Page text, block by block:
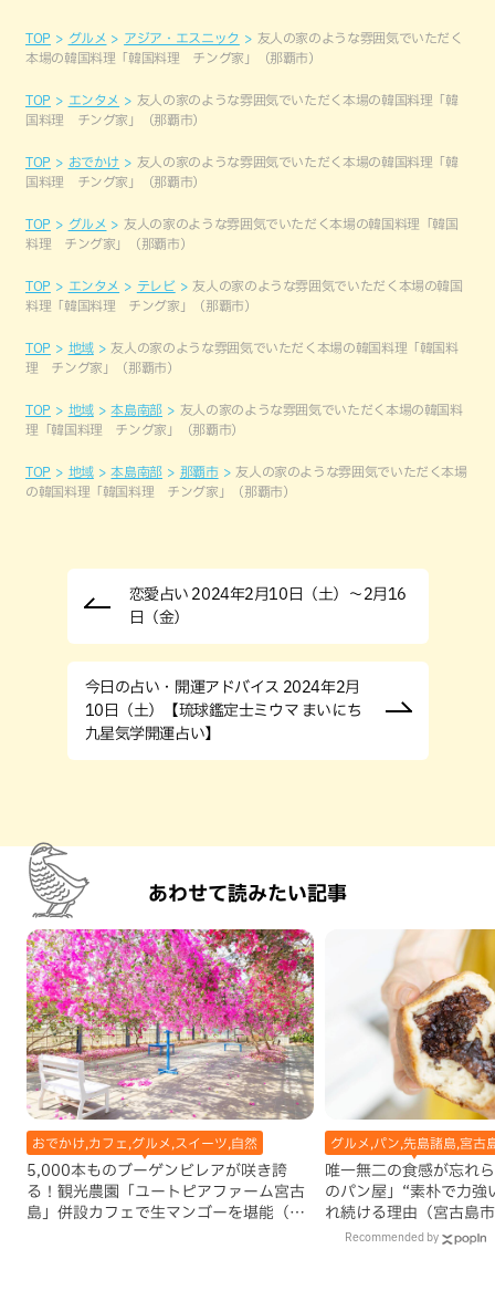
TOP グルメ アジア・エスニック
友人の家のような雰囲気でいただく
本場の韓国料理「韓国料理 チング家」（那覇市）
TOP エンタメ
友人の家のような雰囲気でいただく本場の韓国料理「韓
国料理 チング家」（那覇市）
TOP おでかけ
友人の家のような雰囲気でいただく本場の韓国料理「韓
国料理 チング家」（那覇市）
TOP グルメ
友人の家のような雰囲気でいただく本場の韓国料理「韓国
料理 チング家」（那覇市）
TOP エンタメ テレビ
友人の家のような雰囲気でいただく本場の韓国
料理「韓国料理 チング家」（那覇市）
TOP 地域
友人の家のような雰囲気でいただく本場の韓国料理「韓国料
理 チング家」（那覇市）
TOP 地域 本島南部
友人の家のような雰囲気でいただく本場の韓国料
理「韓国料理 チング家」（那覇市）
TOP 地域 本島南部 那覇市
友人の家のような雰囲気でいただく本場
の韓国料理「韓国料理 チング家」（那覇市）
恋愛占い 2024年2月10日（土）～2月16
日（金）
今日の占い・開運アドバイス 2024年2月
10日（土）【琉球鑑定士ミウマ まいにち
九星気学開運占い】
あわせて読みたい記事
おでかけ,カフェ,グルメ,スイーツ,自然
5,000本ものブーゲンビレアが咲き誇
る！観光農園「ユートピアファーム宮古
島」併設カフェで生マンゴーを堪能（宮
グルメ,パン,先島諸島,宮古
唯一無二の食感が忘れ
のパン屋」“素朴で力強
れ続ける理由（宮古島
Recommended by